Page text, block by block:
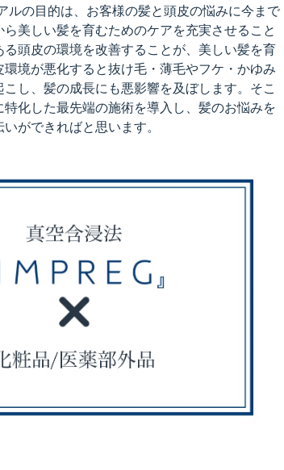
ルの目的は、お客様の髪と頭皮の悩みに今まで
ら美しい髪を育むためのケアを充実させること
頭皮の環境を改善することが、美しい髪を育
境が悪化すると抜け毛・薄毛やフケ・かゆみ
し、髪の成長にも悪影響を及ぼします。そこ
化した最先端の施術を導入し、髪のお悩みを
ができればと思います。